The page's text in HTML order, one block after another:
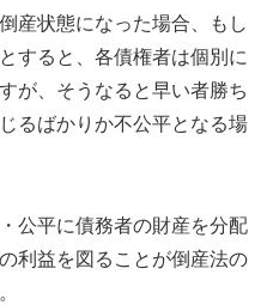
産状態になった場合、もし
すると、各債権者は個別に
が、そうなると早い者勝ち
るばかりか不公平となる場
公平に債務者の財産を分配
利益を図ることが倒産法の